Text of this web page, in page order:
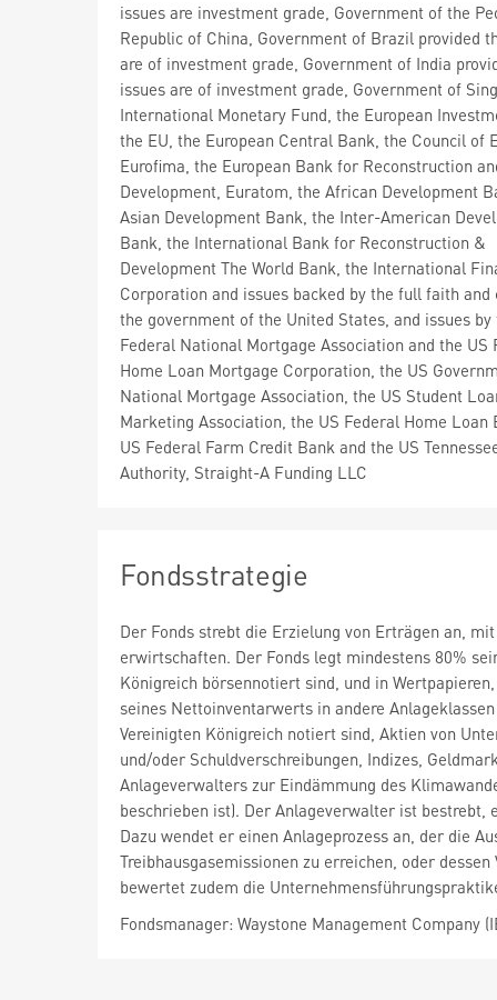
issues are investment grade, Government of the
Republic of China, Government of Brazil provided
are of investment grade, Government of India
issues are of investment grade, Government of
International Monetary Fund, the European
the EU, the European Central Bank, the Council of
Eurofima, the European Bank for Reconstruction
Development, Euratom, the African Development
Asian Development Bank, the Inter-American
Bank, the International Bank for Reconstruction &
Development The World Bank, the International
Corporation and issues backed by the full faith and
the government of the United States, and issues by
Federal National Mortgage Association and the US
Home Loan Mortgage Corporation, the US
National Mortgage Association, the US Student
Marketing Association, the US Federal Home Loan
US Federal Farm Credit Bank and the US
Authority, Straight-A Funding LLC
Fondsstrategie
Der Fonds strebt die Erzielung von Erträgen an,
erwirtschaften. Der Fonds legt mindestens 80%
Königreich börsennotiert sind, und in
seines Nettoinventarwerts in andere
Vereinigten Königreich notiert sind, Aktien von
und/oder Schuldverschreibungen, Indizes,
Anlageverwalters zur Eindämmung des
beschrieben ist). Der Anlageverwalter ist
Dazu wendet er einen Anlageprozess an, der die
Treibhausgasemissionen zu erreichen, oder
bewertet zudem die
Fondsmanager: Waystone Management Company